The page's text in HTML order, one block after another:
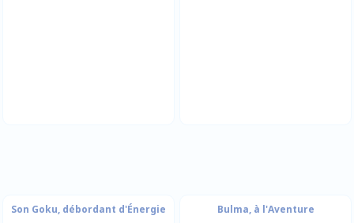
Son Goku, débordant d'Énergie Bulma, à l'Aventure